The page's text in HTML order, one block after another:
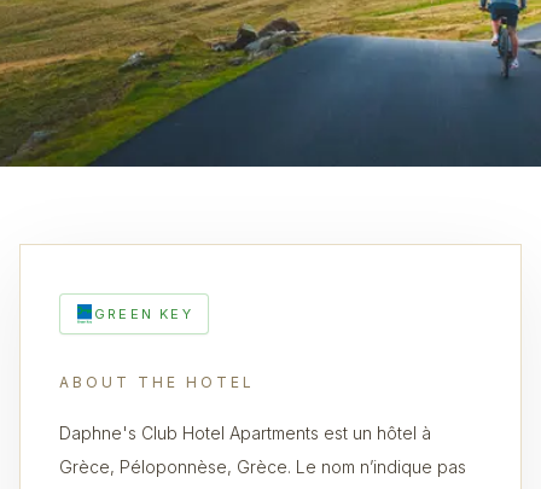
GREEN KEY
ABOUT THE HOTEL
Daphne's Club Hotel Apartments est un hôtel à
Grèce, Péloponnèse, Grèce. Le nom n’indique pas